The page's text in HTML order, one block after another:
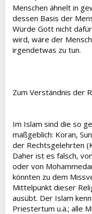
Menschen ähnelt in
dessen Basis der
Würde Gott nicht
wird, wäre der
irgendetwas zu tun.
Zum Verständnis der
Im Islam sind die so
maßgeblich: Koran,
der Rechtsgelehrten
Daher ist es falsch,
oder von
könnten zu dem
Mittelpunkt dieser
ausübt. Der Islam
Priestertum u.ä.; alle